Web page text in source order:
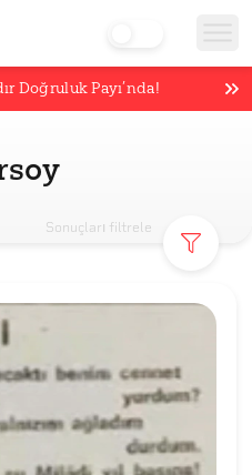
Doğruluk Payı’nda!
Sonuçları filtrele